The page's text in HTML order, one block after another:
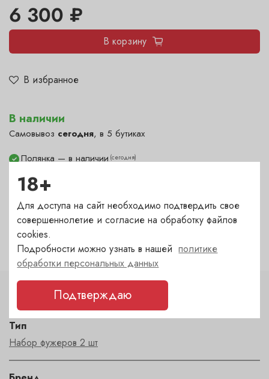
В избранное
6 300 ₽
В корзину
В наличии
Самовывоз сегодня, в 5 бутиках
Гранатный — в наличии
✓ Полянка — в наличии (сегодня)
✓ Пречистенка — в наличии(сегодня)
Садовническая — в наличии(сегодня)
Сухаревка — в наличии
Характеристики
Тип
Набор фужеров 2 шт
18+
Для доступа на сайт необходимо подтвердить свое
совершеннолетие и согласие на обработку файлов
cookies.
Подробности можно узнать в нашейполитике
обработки персональных данных
Подтверждаю